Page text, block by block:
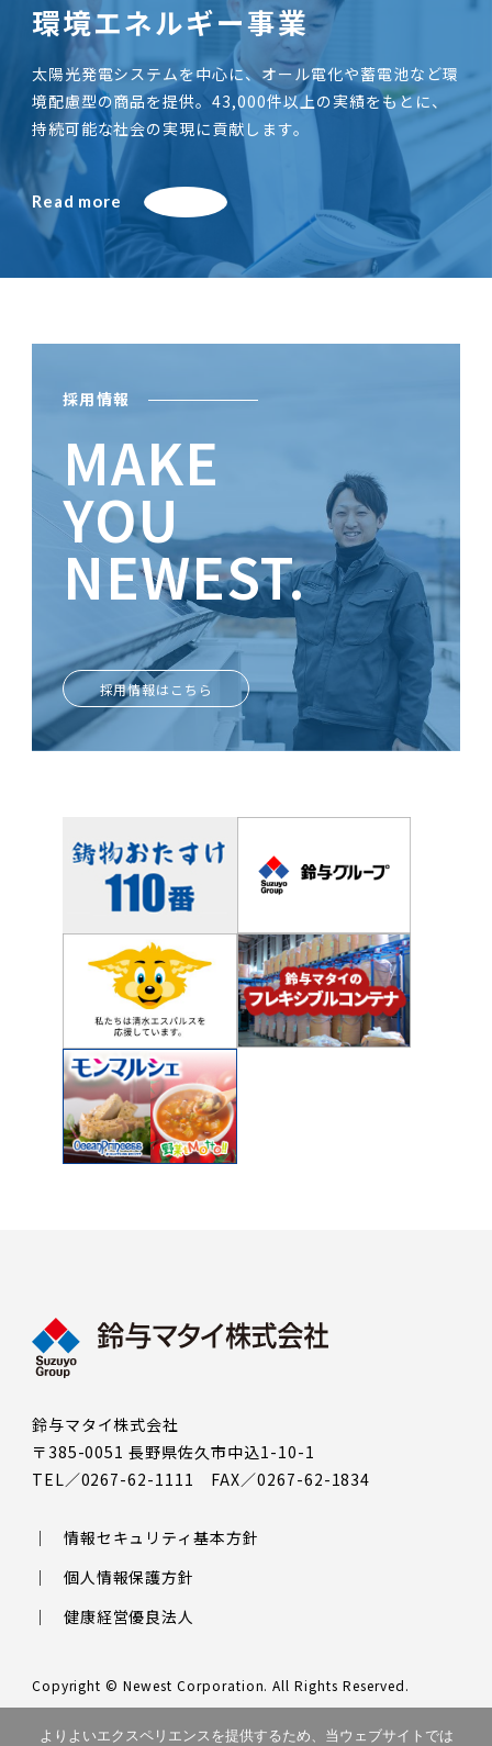
環境エネルギー事業
太陽光発電システムを中心に、オール電化や蓄電池など環
境配慮型の商品を提供。43,000件以上の実績をもとに、
持続可能な社会の実現に貢献します。
Read more
採用情報
MAKE
YOU
NEWEST.
ときめきがあなたを輝かせる
採用情報はこちら
鈴与マタイ株式会社
〒385-0051 長野県佐久市中込1-10-1
TEL／0267-62-1111 FAX／0267-62-1834
情報セキュリティ基本方針
個人情報保護方針
健康経営優良法人
Copyright © Newest Corporation. All Rights Reserved.
このサイトはreCAPTCHAによって保護されており、Googleの
よりよいエクスペリエンスを提供するため、当ウェブサイトでは